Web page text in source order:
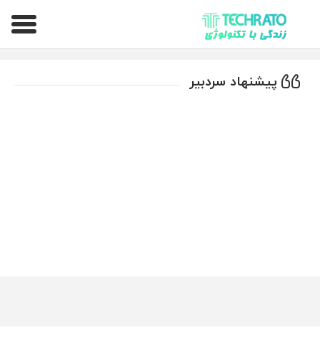
تکراتو – زندگی با تکنولوژی
پیشنهاد سردبیر